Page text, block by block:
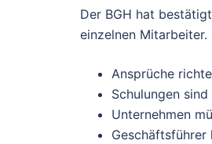
Der BGH hat
einzelnen
Ansprüche
Schulungen
Unternehmen